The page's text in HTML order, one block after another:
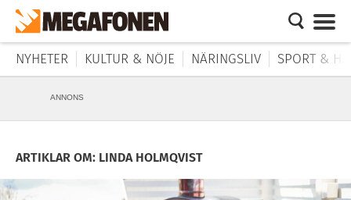
NYHETER KULTUR & NÖJE NÄRINGSLIV SPORT &
ANNONS
ARTIKLAR OM: LINDA HOLMQVIST